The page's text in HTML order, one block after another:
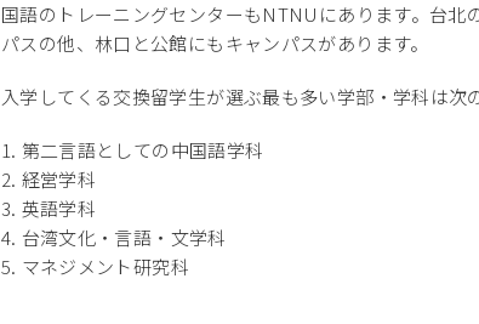
国語のトレーニングセンターもNTNUにあります。台北
パスの他、林口と公館にもキャンパスがあります。
入学してくる交換留学生が選ぶ最も多い学部・学科は次
1. 第二言語としての中国語学科
2. 経営学科
3. 英語学科
4. 台湾文化・言語・文学科
5. マネジメント研究科